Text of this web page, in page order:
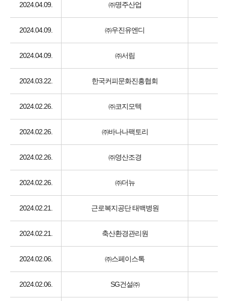
2024.04.09. ㈜명주산업
2024.04.09. ㈜우진유엔디
2024.04.09. ㈜서림
2024.03.22. 한국커피문화진흥협회
2024.02.26. ㈜코지모텍
2024.02.26. ㈜바나나팩토리
2024.02.26. ㈜영산조경
2024.02.26. ㈜더뉴
2024.02.21. 근로복지공단 태백병원
2024.02.21. 축산환경관리원
2024.02.06. ㈜스페이스톡
2024.02.06. SG건설㈜